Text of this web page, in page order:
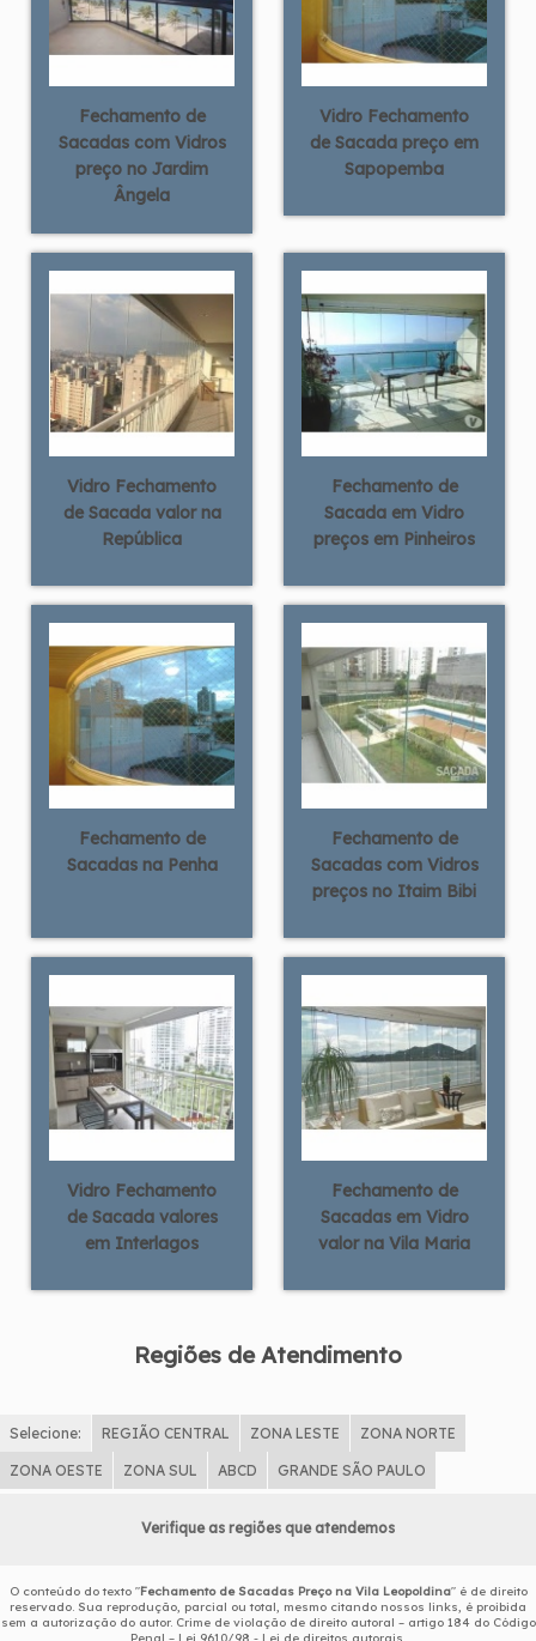
Fechamento de
Sacadas com Vidros
preço no Jardim
Ângela
Vidro Fechamento
de Sacada preço em
Sapopemba
Vidro Fechamento
de Sacada valor na
República
Fechamento de
Sacada em Vidro
preços em Pinheiros
Fechamento de
Sacadas na Penha
Fechamento de
Sacadas com Vidros
preços no Itaim Bibi
Vidro Fechamento
de Sacada valores
em Interlagos
Fechamento de
Sacadas em Vidro
valor na Vila Maria
Regiões de Atendimento
Selecione: REGIÃO CENTRAL ZONA LESTE ZONA NORTE
ZONA OESTE ZONA SUL ABCD GRANDE SÃO PAULO
Verifique as regiões que atendemos
O conteúdo do texto "Fechamento de Sacadas Preço na Vila Leopoldina" é de direito
reservado. Sua reprodução, parcial ou total, mesmo citando nossos links, é proibida
sem a autorização do autor. Crime de violação de direito autoral – artigo 184 do Código
Penal – Lei 9610/98 - Lei de direitos autorais